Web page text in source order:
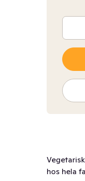
Vegetarisk
hos hela